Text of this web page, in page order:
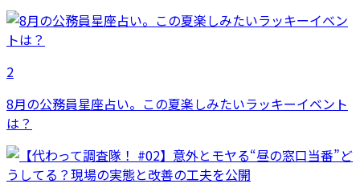
2
8月の公務員星座占い。この夏楽しみたいラッキーイベント
は？